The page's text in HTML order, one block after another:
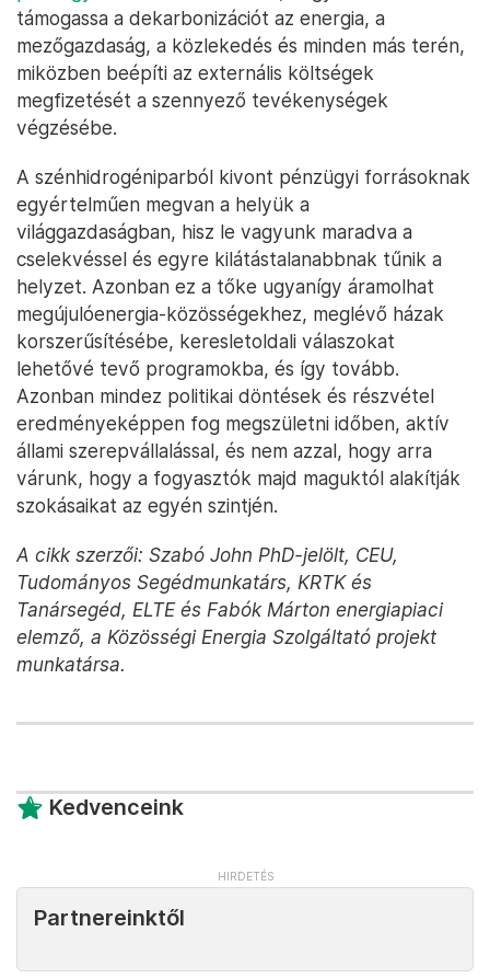
támogassa a dekarbonizációt az energia, a
mezőgazdaság, a közlekedés és minden más terén,
miközben beépíti az externális költségek
megfizetését a szennyező tevékenységek
végzésébe.
A szénhidrogéniparból kivont pénzügyi forrásoknak
egyértelműen megvan a helyük a
világgazdaságban, hisz le vagyunk maradva a
cselekvéssel és egyre kilátástalanabbnak tűnik a
helyzet. Azonban ez a tőke ugyanígy áramolhat
megújulóenergia-közösségekhez, meglévő házak
korszerűsítésébe, keresletoldali válaszokat
lehetővé tevő programokba, és így tovább.
Azonban mindez politikai döntések és részvétel
eredményeképpen fog megszületni időben, aktív
állami szerepvállalással, és nem azzal, hogy arra
várunk, hogy a fogyasztók majd maguktól alakítják
szokásaikat az egyén szintjén.
A cikk szerzői: Szabó John ​​PhD-jelölt, CEU,
Tudományos Segédmunkatárs, KRTK és
Tanársegéd, ELTE és Fabók Márton energiapiaci
elemző, a Közösségi Energia Szolgáltató projekt
munkatársa.
Kedvenceink
Partnereinktől